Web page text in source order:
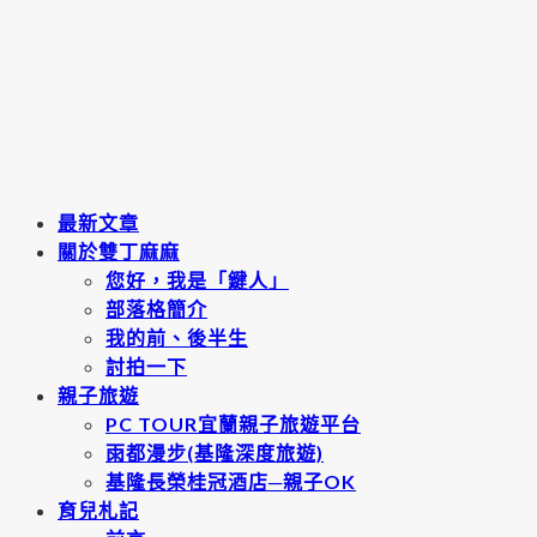
最新文章
關於雙丁麻麻
您好，我是「鍵人」
部落格簡介
我的前、後半生
討拍一下
親子旅遊
PC TOUR宜蘭親子旅遊平台
雨都漫步(基隆深度旅遊)
基隆長榮桂冠酒店─親子OK
育兒札記